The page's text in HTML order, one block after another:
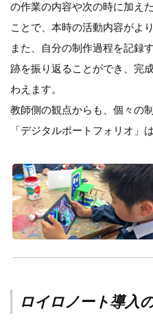
の作業の内容や次の時に加え
ことで、本時の活動内容がよ
また、自分の制作過程を記録
跡を振り返ることができ、完
わえます。
教師側の観点からも、個々の
「デジタルポートフォリオ」
ロイロノート導入